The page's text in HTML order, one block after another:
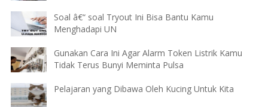
Soal â€“ soal Tryout Ini Bisa Bantu Kamu
Menghadapi UN
Gunakan Cara Ini Agar Alarm Token Listrik Kamu
Tidak Terus Bunyi Meminta Pulsa
Pelajaran yang Dibawa Oleh Kucing Untuk Kita